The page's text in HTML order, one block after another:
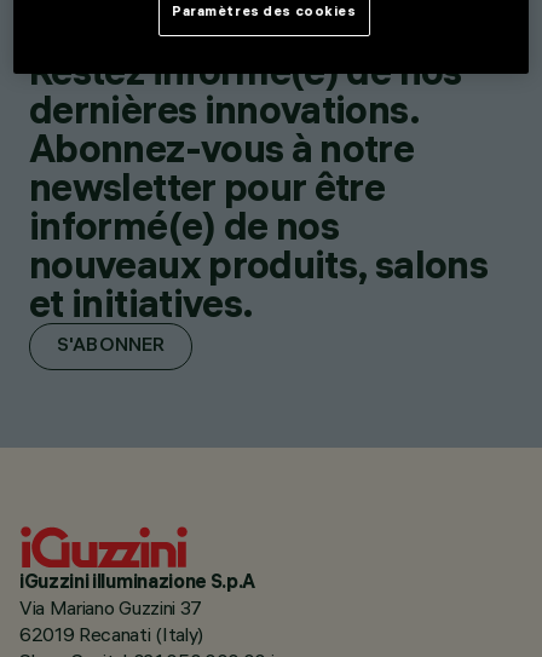
Trouver un contact
Restez informé(e) de nos
dernières innovations.
Abonnez-vous à notre
newsletter pour être
informé(e) de nos
nouveaux produits, salons
et initiatives.
S'ABONNER
iGuzzini illuminazione S.p.A
Via Mariano Guzzini 37
62019 Recanati (Italy)
Paramètres des cookies